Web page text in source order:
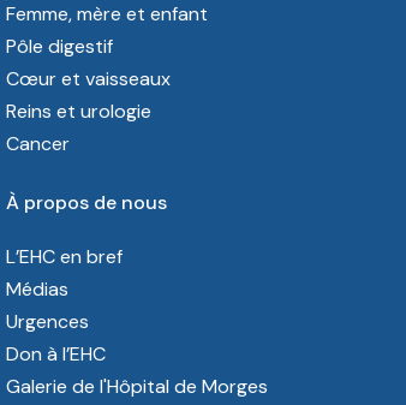
Femme, mère et enfant
Pôle digestif
Cœur et vaisseaux
Reins et urologie
Cancer
À propos de nous
L’EHC en bref
Médias
Urgences
Don à l’EHC
Galerie de l'Hôpital de Morges